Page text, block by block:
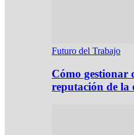
Futuro del Trabajo
Cómo gestionar
reputación de